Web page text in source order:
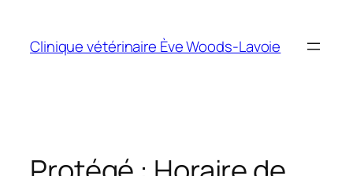
contenu
Clinique vétérinaire Ève Woods-Lavoie